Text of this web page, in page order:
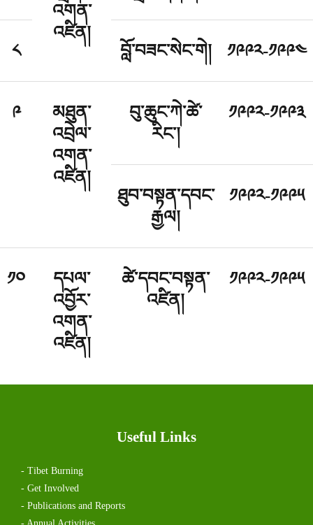
འགན་
འཛིན།
༨ བློ་བཟང་སེང་གེ། ༡༩༩༢-༡༩༩༤
༩
མཐུན་
འབྲེལ་
འགན་
འཛིན།
བུ་ཆུང་ཀེ་ཚེ་
རིང་།
༡༩༩༢-༡༩༩༣
ཐུབ་བསྟན་དབང་
རྒྱལ།
༡༩༩༢-༡༩༩༥
༡༠
དཔལ་
འབྱོར་
འགན་
འཛིན།
ཚེ་དབང་བསྟན་
འཛིན།
༡༩༩༢-༡༩༩༥
Useful Links
- Tibet Burning
- Get Involved
- Publications and Reports